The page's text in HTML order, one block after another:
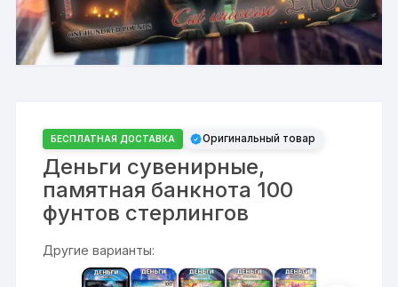
БЕСПЛАТНАЯ ДОСТАВКА Оригинальный товар
Деньги сувенирные,
памятная банкнота 100
фунтов стерлингов
Другие варианты: